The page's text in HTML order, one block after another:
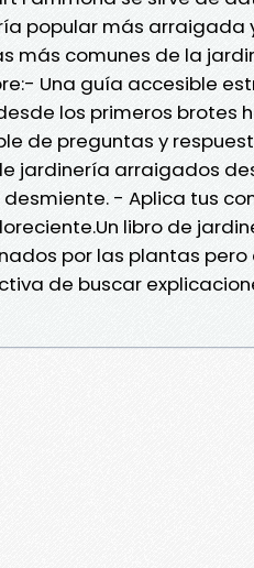
popular más arraigada
más comunes de la
Una guía accesible
los primeros brotes
de preguntas y
jardinería arraigados
- Aplica tus
libro de
por las plantas
de buscar